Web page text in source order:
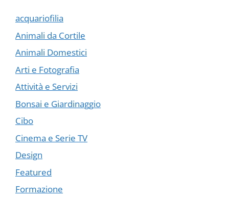
acquariofilia
Animali da Cortile
Animali Domestici
Arti e Fotografia
Attività e Servizi
Bonsai e Giardinaggio
Cibo
Cinema e Serie TV
Design
Featured
Formazione